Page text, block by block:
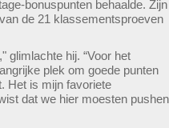
bonuspunten behaalde. Zijn
de 21 klassementsproeven
glimlachte hij. “Voor het
plek om goede punten
Het is mijn favoriete
dat we hier moesten pushen